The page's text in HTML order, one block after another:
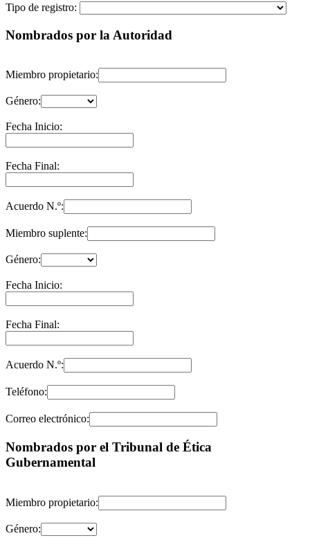
Tipo de registro:
Nombrados por la Autoridad
Miembro propietario:
Género:
Fecha Inicio:
Fecha Final:
Acuerdo N.º:
Miembro suplente:
Género:
Fecha Inicio:
Fecha Final:
Acuerdo N.º:
Teléfono:
Correo electrónico:
Nombrados por el Tribunal de Ética
Gubernamental
Miembro propietario:
Género: